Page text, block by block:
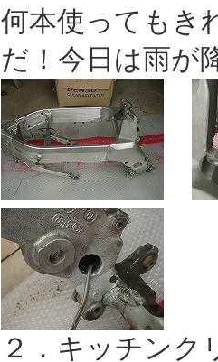
何本使ってもき
だ！今日は雨が
２．キッチンク